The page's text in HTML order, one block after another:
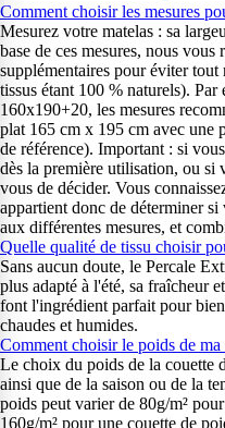
Comment choisir les mesures
Mesurez votre matelas : sa
base de ces mesures, nous
supplémentaires pour éviter tout
tissus étant 100 % naturels).
160x190+20, les mesures
plat 165 cm x 195 cm avec une
de référence). Important : si
dès la première utilisation, ou si
vous de décider. Vous
appartient donc de déterminer
aux différentes mesures, et
Quelle qualité de tissu choisir
Sans aucun doute, le Percale
plus adapté à l'été, sa fraîcheur
font l'ingrédient parfait pour
chaudes et humides.
Comment choisir le poids de ma
Le choix du poids de la couette
ainsi que de la saison ou de la
poids peut varier de 80g/m²
160g/m² pour une couette de